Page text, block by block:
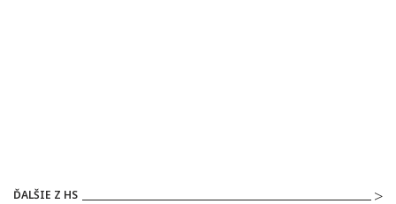
ĎALŠIE Z HS